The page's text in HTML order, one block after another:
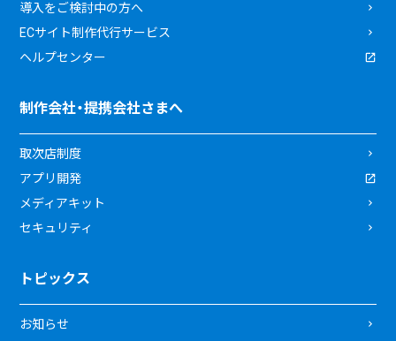
導入をご検討中の方へ
ECサイト制作代行サービス
ヘルプセンター
制作会社・提携会社さまへ
取次店制度
アプリ開発
メディアキット
セキュリティ
トピックス
お知らせ